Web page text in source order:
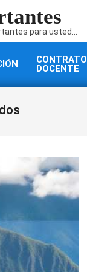
para usted...
CONTRATO
DOCENTE